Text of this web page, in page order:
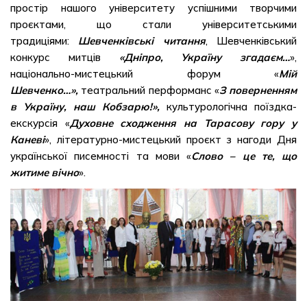
простір нашого університету успішними творчими
проєктами, що стали університетськими
традиціями: Шевченківські читання, Шевченківський
конкурс митців «Дніпро, Україну згадаєм…»,
національно-мистецький форум «Мій
Шевченко…», театральний перформанс «З поверненням
в Україну, наш Кобзарю!», культурологічна поїздка-
екскурсія «Духовне сходження на Тарасову гору у
Каневі», літературно-мистецький проєкт з нагоди Дня
української писемності та мови «Слово – це те, що
житиме вічно».